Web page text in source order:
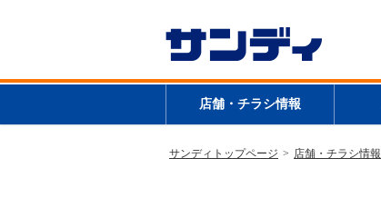
店舗・チラシ情報
サンディトップページ > 店舗・チラシ情報